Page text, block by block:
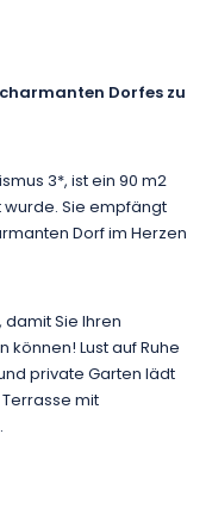
Dorfes zu
3*, ist ein 90 m2
Sie empfängt
Dorf im Herzen
Sie Ihren
Lust auf Ruhe
private Garten lädt
mit